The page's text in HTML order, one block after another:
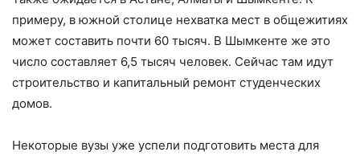
примеру, в южной столице нехватка мест в общежитиях
может составить почти 60 тысяч. В Шымкенте же это
число составляет 6,5 тысяч человек. Сейчас там идут
строительство и капитальный ремонт студенческих
домов.
Некоторые вузы уже успели подготовить места для